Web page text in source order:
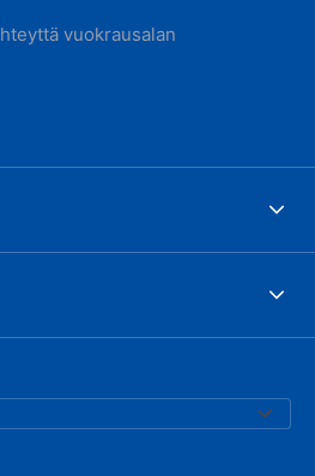
vuokrausalan